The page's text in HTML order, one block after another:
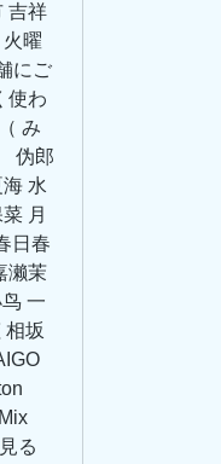
吉祥
曜
にご
使わ
み
伪郎
水
月
日春
濑茉
一
相坂
る